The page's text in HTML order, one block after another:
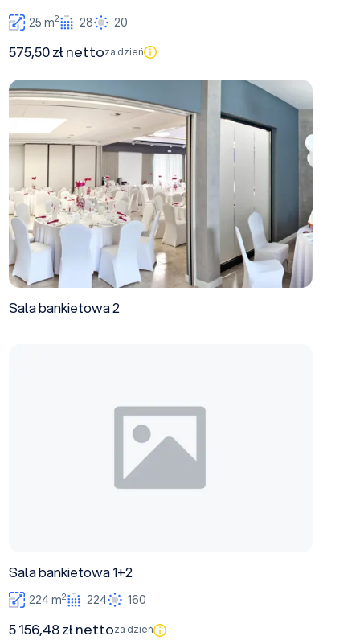
25 m2 28 20
575,50 zł nettoza dzień
Sala bankietowa 2
Sala bankietowa 2
Sala bankietowa 1+2
224 m2 224 160
5 156,48 zł nettoza dzień